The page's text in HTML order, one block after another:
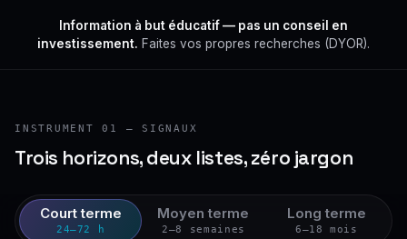
Information à but éducatif — pas un conseil en
investissement. Faites vos propres recherches (DYOR).
INSTRUMENT 01 — SIGNAUX
Trois horizons, deux listes, zéro jargon
Court terme
24–72 h
Moyen terme
2–8 semaines
Long terme
6–18 mois